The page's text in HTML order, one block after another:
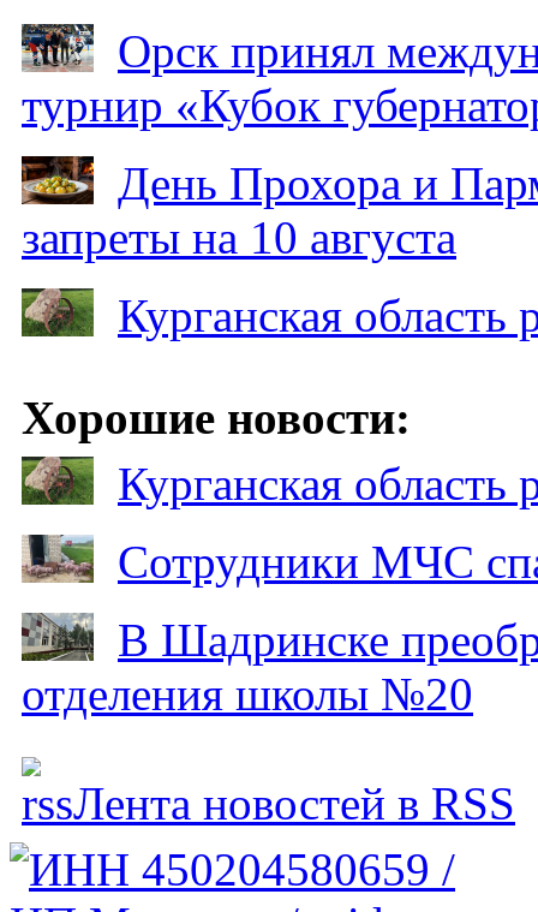
Орск принял
турнир «Кубок
День Прохора и
запреты на 10 августа
Курганская
Хорошие новости:
Курганская
Сотрудники МЧС
В Шадринске
отделения школы №20
Лента новостей в RSS